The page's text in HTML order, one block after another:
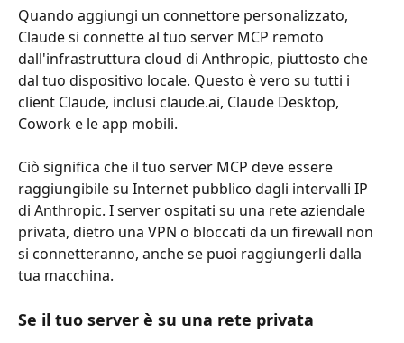
Quando aggiungi un connettore personalizzato,
Claude si connette al tuo server MCP remoto
dall'infrastruttura cloud di Anthropic, piuttosto che
dal tuo dispositivo locale. Questo è vero su tutti i
client Claude, inclusi claude.ai, Claude Desktop,
Cowork e le app mobili.
Ciò significa che il tuo server MCP deve essere
raggiungibile su Internet pubblico dagli intervalli IP
di Anthropic. I server ospitati su una rete aziendale
privata, dietro una VPN o bloccati da un firewall non
si connetteranno, anche se puoi raggiungerli dalla
tua macchina.
Se il tuo server è su una rete privata